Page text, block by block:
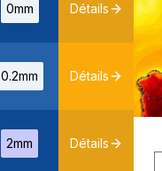
0mm Détails
0.2mm Détails
2mm Détails